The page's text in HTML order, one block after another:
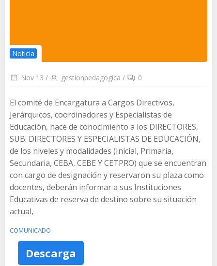
Noticia
Nov 13 / gestionpedagogica / 0
El comité de Encargatura a Cargos Directivos,
Jerárquicos, coordinadores y Especialistas de
Educación, hace de conocimiento a los DIRECTORES,
SUB. DIRECTORES Y ESPECIALISTAS DE EDUCACIÓN,
de los niveles y modalidades (Inicial, Primaria,
Secundaria, CEBA, CEBE Y CETPRO) que se encuentran
con cargo de designación y reservaron su plaza como
docentes, deberán informar a sus Instituciones
Educativas de reserva de destino sobre su situación
actual,
COMUNICADO
Descarga